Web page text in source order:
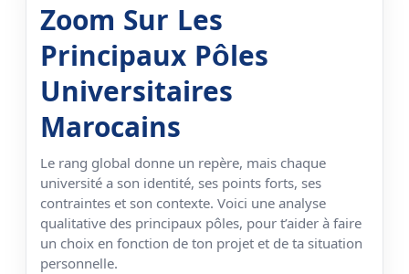
Zoom Sur Les
Principaux Pôles
Universitaires
Marocains
Le rang global donne un repère, mais chaque
université a son identité, ses points forts, ses
contraintes et son contexte. Voici une analyse
qualitative des principaux pôles, pour t’aider à faire
un choix en fonction de ton projet et de ta situation
personnelle.